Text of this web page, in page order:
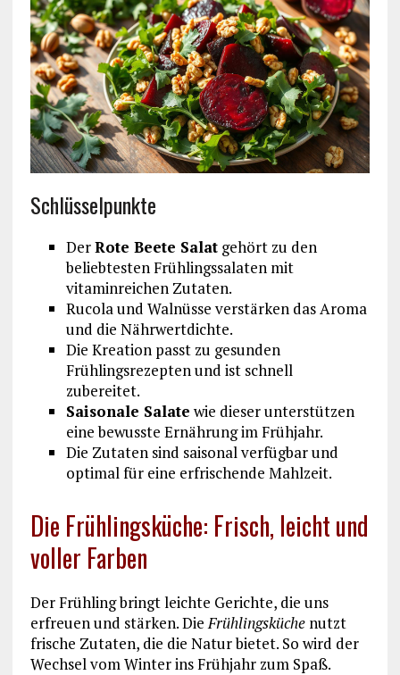
Schlüsselpunkte
DerRote Beete Salatgehört zu den
beliebtesten Frühlingssalaten mit
vitaminreichen Zutaten.
Rucola und Walnüsse verstärken das Aroma
und die Nährwertdichte.
Die Kreation passt zu gesunden
Frühlingsrezepten und ist schnell
zubereitet.
Saisonale Salate wie dieser unterstützen
eine bewusste Ernährung im Frühjahr.
Die Zutaten sind saisonal verfügbar und
optimal für eine erfrischende Mahlzeit.
Die Frühlingsküche: Frisch, leicht und
voller Farben
Der Frühling bringt leichte Gerichte, die uns
erfreuen und stärken. DieFrühlingsküchenutzt
frische Zutaten, die die Natur bietet. So wird der
Wechsel vom Winter ins Frühjahr zum Spaß.